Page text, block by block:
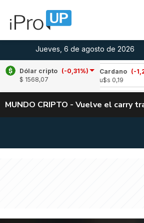
Jueves, 6 de agosto de 2026
Dólar cripto (-0,31%)
$ 1568,07
Cardano
(-1,28%)
MUNDO CRIPTO - Vuelve el carry